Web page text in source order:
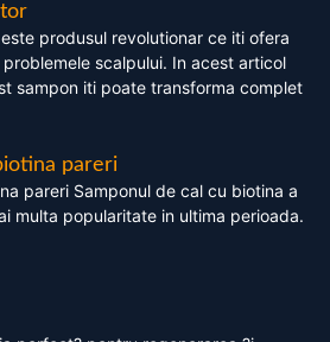
produsul revolutionar ce iti ofera
scalpului. In acest articol
sampon iti poate transforma complet
pareri
pareri Samponul de cal cu biotina a
multa popularitate in ultima perioada.